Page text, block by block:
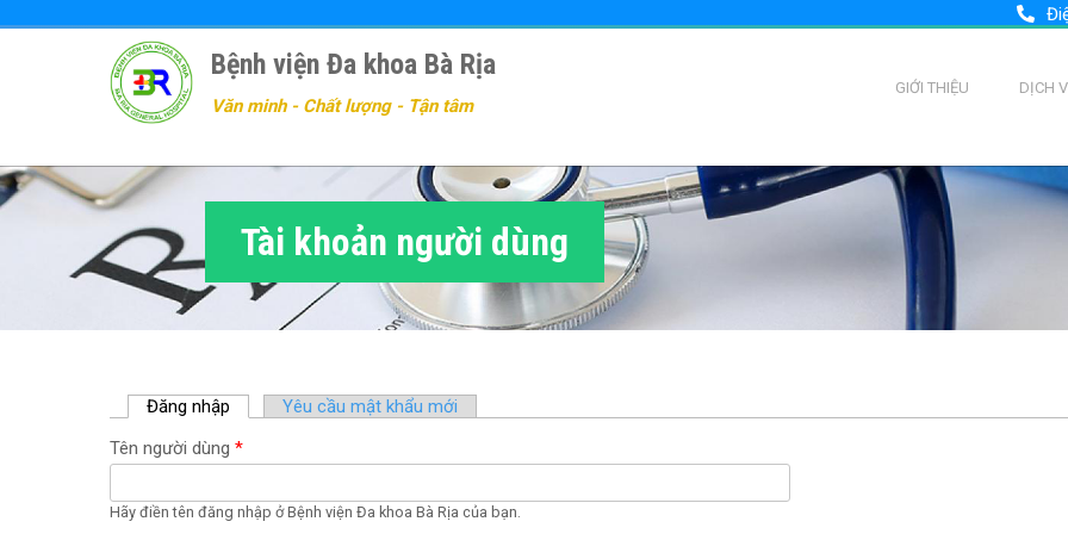
đến
Bệnh viện Đa khoa Bà Rịa
Văn minh - Chất lượng - Tận tâm
GIỚI THIỆU DỊCH
Tài khoản người dùng
Đăng nhập
a
b
o
Yêu cầu mật khẩu mới
Tên người dùng *
Hãy điền tên đăng nhập ở Bệnh viện Đa khoa Bà Rịa của bạn.